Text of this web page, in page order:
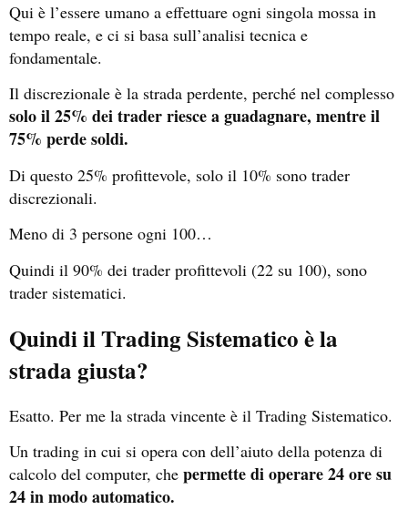
Qui è l’essere umano a effettuare ogni singola mossa in
tempo reale, e ci si basa sull’analisi tecnica e
fondamentale.
Il discrezionale è la strada perdente, perché nel complesso
solo il 25% dei trader riesce a guadagnare, mentre il
75% perde soldi.
Di questo 25% profittevole, solo il 10% sono trader
discrezionali.
Meno di 3 persone ogni 100…
Quindi il 90% dei trader profittevoli (22 su 100), sono
trader sistematici.
Quindi il Trading Sistematico è la
strada giusta?
Esatto. Per me la strada vincente è il Trading Sistematico.
Un trading in cui si opera con dell’aiuto della potenza di
calcolo del computer, che permette di operare 24 ore su
24 in modo automatico.